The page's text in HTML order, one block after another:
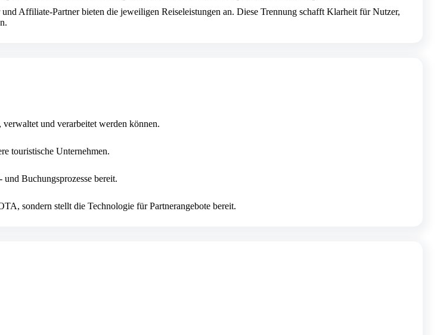
Affiliate-Partner bieten die jeweiligen Reiseleistungen an. Diese Trennung schafft Klarheit für Nutzer,
und verarbeitet werden können.
touristische Unternehmen.
Buchungsprozesse bereit.
sondern stellt die Technologie für Partnerangebote bereit.